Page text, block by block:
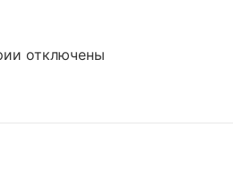
к записи Methodology of
отключены